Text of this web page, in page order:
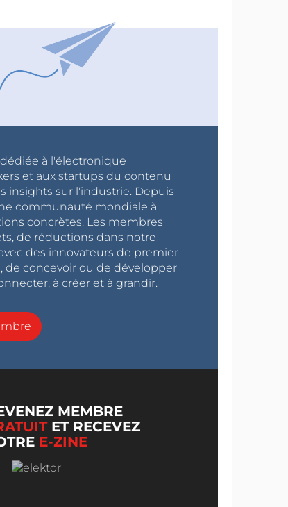
à l'électronique
et aux startups du contenu
insights sur l'industrie. Depuis
communauté mondiale à
concrètes. Les membres
de réductions dans notre
des innovateurs de premier
de concevoir ou de développer
à créer et à grandir.
MEMBRE
ET RECEVEZ
E-ZINE